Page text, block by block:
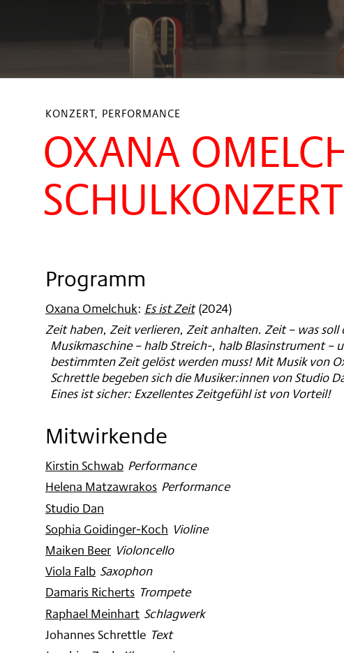
KONZERT, PERFORMANCE
OXANA
SCHULKONZERT
Programm
Oxana Omelchuk: Es ist Zeit (2024)
Zeit haben, Zeit verlieren, Zeit anhalten. Zeit – was soll
Musikmaschine – halb Streich-, halb Blasinstrument –
bestimmten Zeit gelöst werden muss! Mit Musik von
Schrettle begeben sich die Musiker:innen von Studio
Eines ist sicher: Exzellentes Zeitgefühl ist von Vorteil!
Mitwirkende
Kirstin Schwab
: Performance
Helena Matzawrakos
: Performance
Studio Dan
Sophia Goidinger-Koch: Violine
Maiken Beer
: Violoncello
Viola Falb
: Saxophon
Damaris Richerts
: Trompete
Raphael Meinhart
: Schlagwerk
Johannes Schrettle
: Text